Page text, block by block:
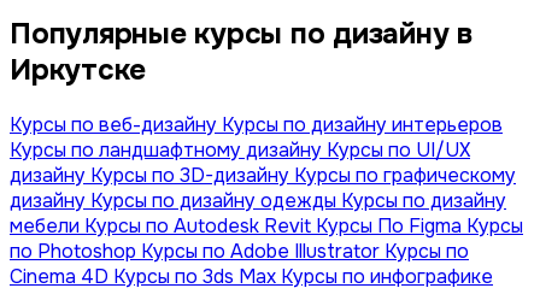
Популярные курсы по дизайну в
Иркутске
Курсы по веб-дизайну Курсы по дизайну интерьеров
Курсы по ландшафтному дизайну Курсы по UI/UX
дизайну Курсы по 3D-дизайну Курсы по графическому
дизайну Курсы по дизайну одежды Курсы по дизайну
мебели Курсы по Autodesk Revit Курсы По Figma Курсы
по Photoshop Курсы по Adobe Illustrator Курсы по
Сinema 4D Курсы по 3ds Max Курсы по инфографике